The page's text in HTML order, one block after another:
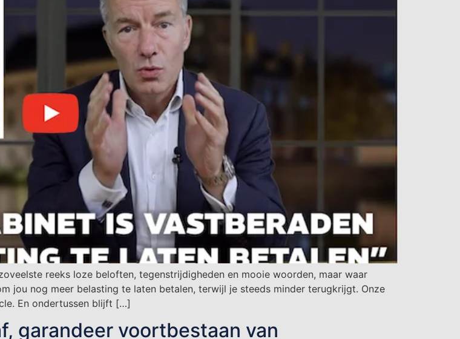
reeks loze beloften, tegenstrijdigheden en mooie woorden, maar waar
jou nog meer belasting te laten betalen, terwijl je steeds minder terugkrijgt. Onze
En ondertussen blijft […]
garandeer voortbestaan van